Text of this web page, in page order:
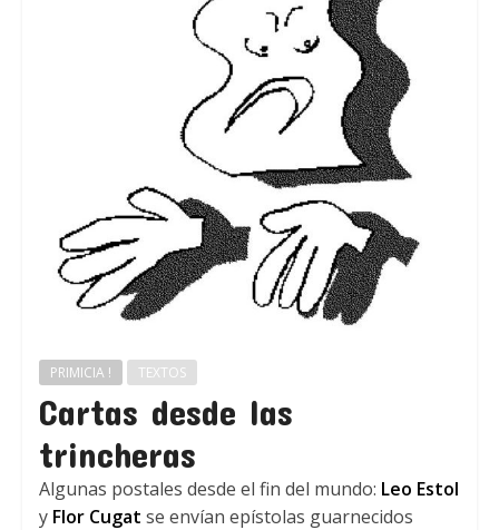
PRIMICIA ! TEXTOS
Cartas desde las
trincheras
Algunas postales desde el fin del mundo: Leo Estol
y Flor Cugat se envían epístolas guarnecidos